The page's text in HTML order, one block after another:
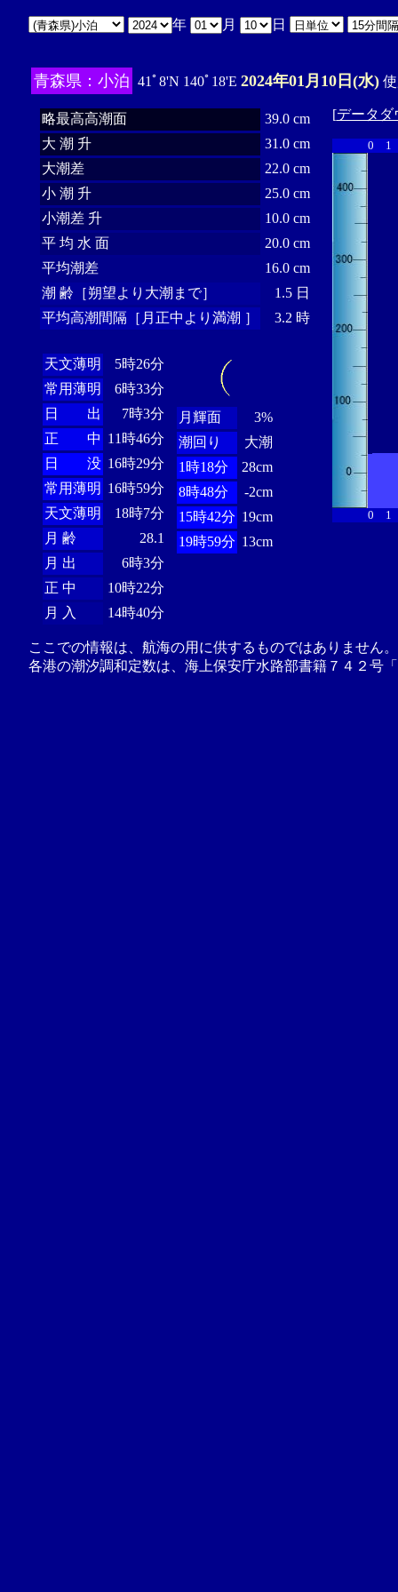
年 月 日
青森県：小泊 41ﾟ8'N 140ﾟ18'E 2024年01月10日(水)使
略最高高潮面
39.0 cm
大 潮 升
31.0 cm
大潮差
22.0 cm
小 潮 升
25.0 cm
小潮差 升
10.0 cm
平 均 水 面
20.0 cm
平均潮差
16.0 cm
潮 齢［朔望より大潮まで］
1.5 日
平均高潮間隔［月正中より満潮 ］
3.2 時
天文薄明
5時26分
常用薄明
6時33分
日 出
7時3分
正 中 11時46分
日 没 16時29分
常用薄明 16時59分
天文薄明
18時7分
月 齢
28.1
月 出
6時3分
正 中
10時22分
月 入
14時40分
月輝面
3%
潮回り
大潮
1時18分
28cm
8時48分
-2cm
15時42分 19cm
19時59分 13cm
[データダ
0 1
0 1
ここでの情報は、航海の用に供するものではありません
各港の潮汐調和定数は、海上保安庁水路部書籍７４２号